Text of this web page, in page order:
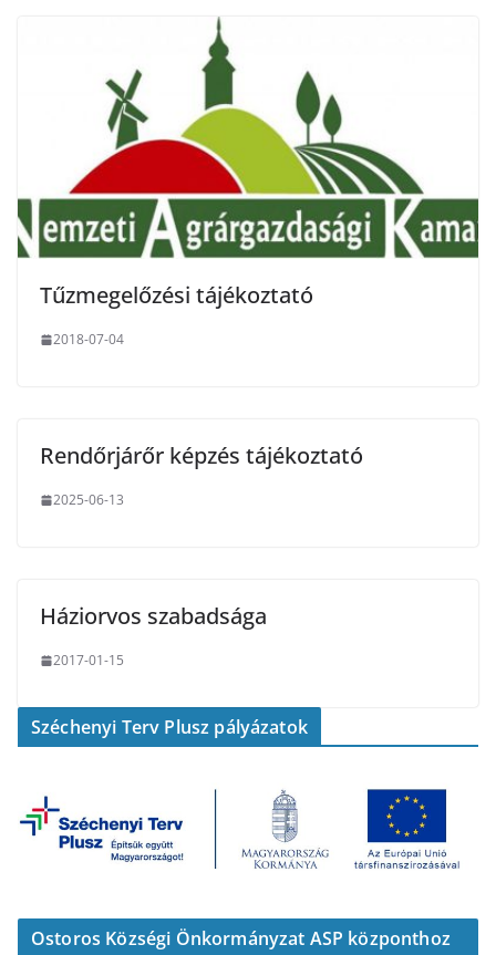
Tűzmegelőzési tájékoztató
2018-07-04
Rendőrjárőr képzés tájékoztató
2025-06-13
Háziorvos szabadsága
2017-01-15
Széchenyi Terv Plusz pályázatok
Ostoros Községi Önkormányzat ASP központhoz